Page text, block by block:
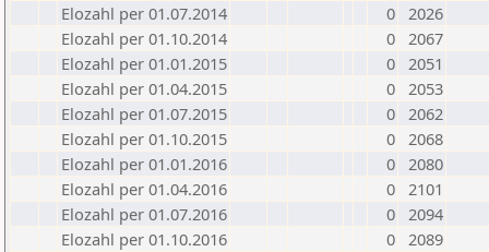
Elozahl per 01.07.2014
0 2026
Elozahl per 01.10.2014
0 2067
Elozahl per 01.01.2015
0 2051
Elozahl per 01.04.2015
0 2053
Elozahl per 01.07.2015
0 2062
Elozahl per 01.10.2015
0 2068
Elozahl per 01.01.2016
0 2080
Elozahl per 01.04.2016
0 2101
Elozahl per 01.07.2016
0 2094
Elozahl per 01.10.2016
0 2089